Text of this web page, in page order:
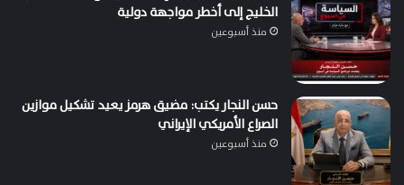
الخليج إلى أخطر مواجهة دولية
منذ أسبوعين
حسن النجار يكتب: مضيق هرمز يعيد تشكيل موازين
الصراع الأمريكي الإيراني
منذ أسبوعين